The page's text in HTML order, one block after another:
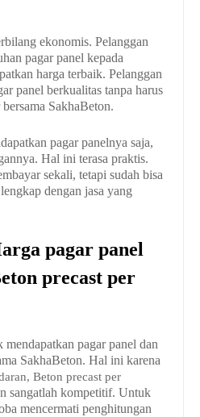
ekonomis. Pelanggan
pagar panel kepada
harga terbaik. Pelanggan
panel berkualitas tanpa harus
SakhaBeton.
pagar panelnya saja,
Hal ini terasa praktis.
sekali, tetapi sudah bisa
dengan jasa yang
pagar panel
precast per
pagar panel dan
SakhaBeton. Hal ini karena
Beton precast per
sangatlah kompetitif. Untuk
mencermati penghitungan